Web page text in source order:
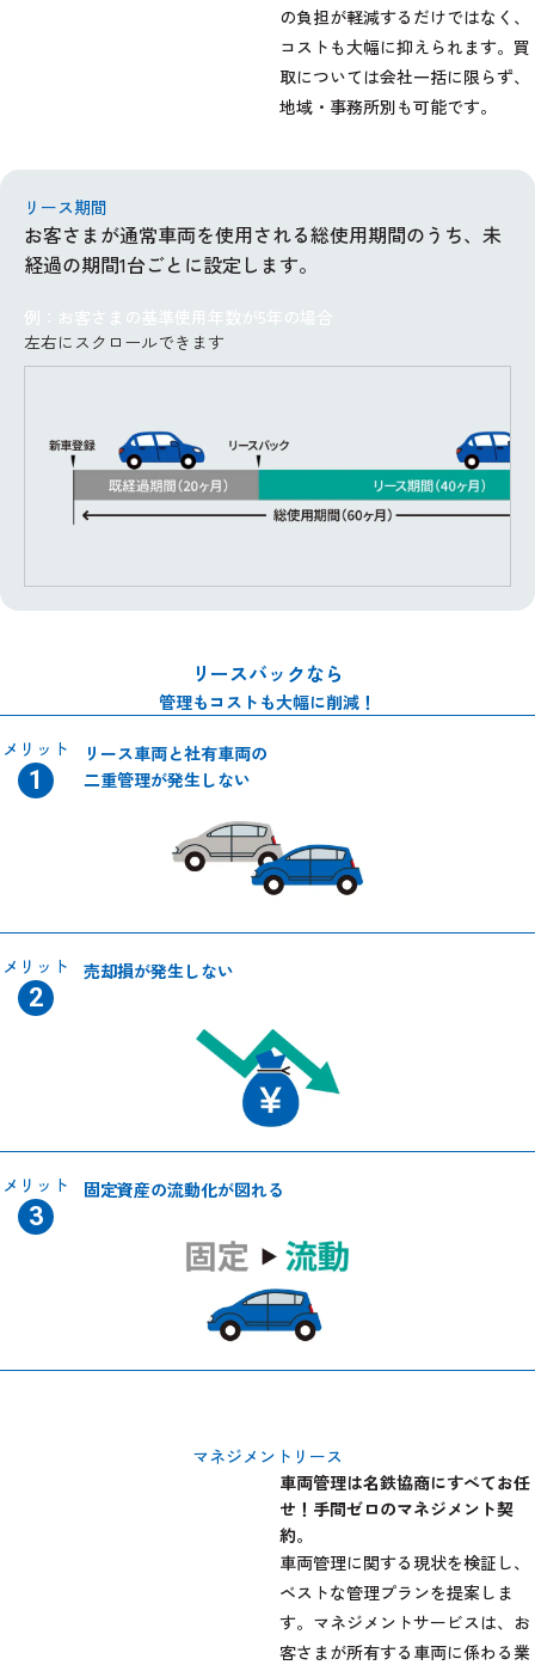
の負担が軽減するだけではなく、
コストも大幅に抑えられます。買
取については会社一括に限らず、
地域・事務所別も可能です。
リース期間
お客さまが通常車両を使用される総使用期間のうち、未
経過の期間1台ごとに設定します。
例：お客さまの基準使用年数が5年の場合
リースバックなら
管理もコストも大幅に削減！
メリット
リース車両と社有車両の
二重管理が発生しない
メリット 売却損が発生しない
メリット 固定資産の流動化が図れる
マネジメントリース
車両管理は名鉄協商にすべてお任
せ！ 手間ゼロのマネジメント契
約。
車両管理に関する現状を検証し、
ベストな管理プランを提案しま
す。マネジメントサービスは、お
客さまが所有する車両に係わる業